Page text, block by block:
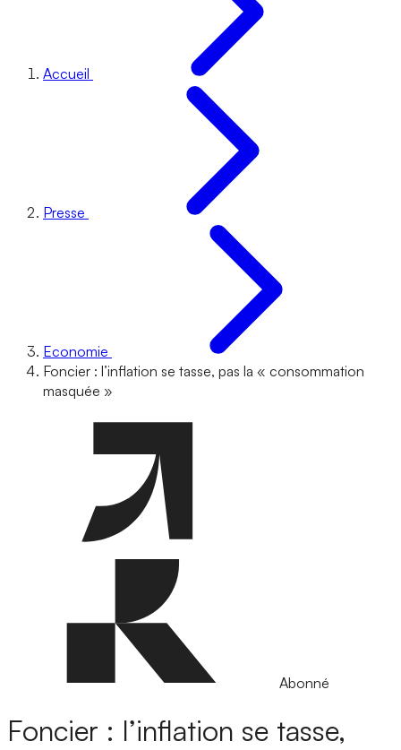
Accueil
Presse
Economie
Foncier : l’inflation se tasse, pas la « consommation
masquée »
Abonné
Foncier : l’inflation se tasse,